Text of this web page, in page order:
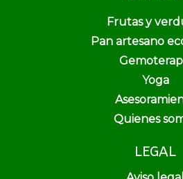
Frutas y
Pan artesano
Yoga
Quienes
LEGAL